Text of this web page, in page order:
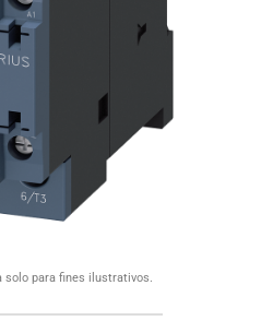
solo para fines ilustrativos.